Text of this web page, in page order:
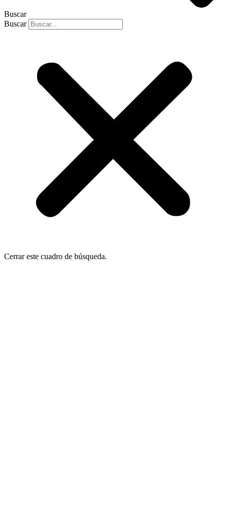
Buscar
Buscar
Cerrar este cuadro de búsqueda.